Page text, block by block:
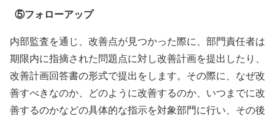
⑤フォローアップ
内部監査を通じ、改善点が見つかった際に、部門責任者は
期限内に指摘された問題点に対し改善計画を提出したり、
改善計画回答書の形式で提出をします。その際に、なぜ改
善すべきなのか、どのように改善するのか、いつまでに改
善するのかなどの具体的な指示を対象部門に行い、その後